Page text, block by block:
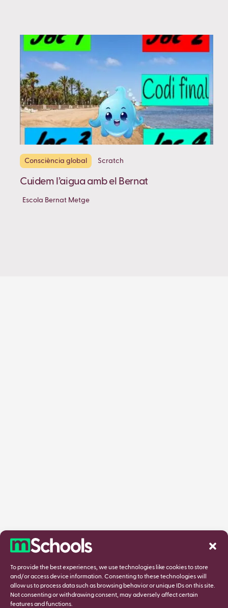
To provide the best experiences, we use technologies like cookies to store
and/or access device information. Consenting to these technologies will
allow us to process data such as browsing behavior or unique IDs on this site.
Not consenting or withdrawing consent, may adversely affect certain
features and functions.
Consciència global Scratch
Cuidem l’aigua amb el Bernat
Escola Bernat Metge